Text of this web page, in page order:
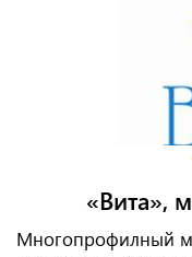
«Вита»,
Многопрофилный